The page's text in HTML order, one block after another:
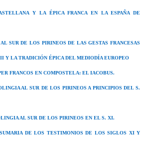
Y LA ÉPICA FRANCA EN LA ESPAÑA DE
SUR DE LOS PIRINEOS DE LAS GESTAS FRANCESAS
Y LA TRADICIÓN ÉPICA DEL MEDIODÍA EUROPEO
FRANCOS EN COMPOSTELA: EL IACOBUS.
AL SUR DE LOS PIRINEOS A PRINCIPIOS DEL S.
AL SUR DE LOS PIRINEOS EN EL S. XI.
DE LOS TESTIMONIOS DE LOS SIGLOS XI Y